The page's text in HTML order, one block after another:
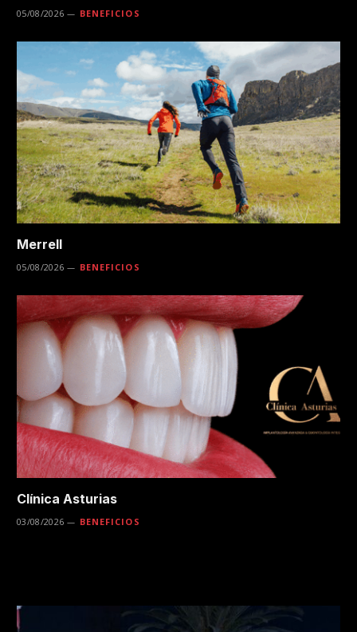
05/08/2026 BENEFICIOS
Merrell
05/08/2026 BENEFICIOS
Clínica Asturias
03/08/2026 BENEFICIOS